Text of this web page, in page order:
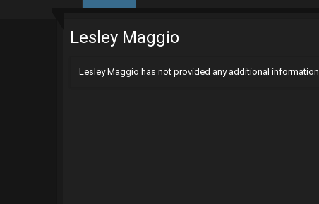
Lesley Maggio
Lesley Maggio has not provided any additional information.